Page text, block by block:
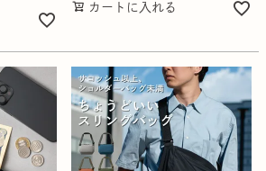
カートに入れる